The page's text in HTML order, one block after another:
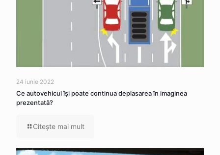
24 iunie 2022
Ce autovehicul îşi poate continua deplasarea în imaginea
prezentată?
Citeşte mai mult